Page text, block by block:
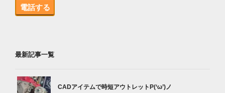
電話する
最新記事一覧
CADアイテムで時短アウトレットP(‘ω’)ノ